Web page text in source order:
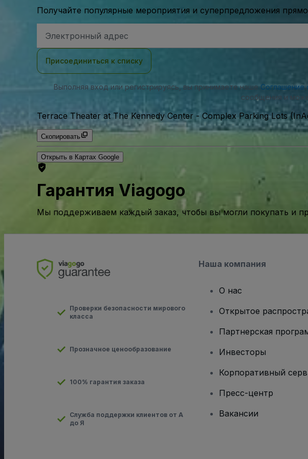
Получайте популярные мероприятия и суперпредложения
электронной
Присоединиться к списку
Выполняя вход или регистрируясь, вы принимаете нашеСоглашение
сообщения и
Terrace Theater at The Kennedy Center - Complex Parking Lots
Скопировать
Открыть в Картах Google
Гарантия Viagogo
Мы поддерживаем каждый заказ, чтобы вы могли покупать и
Проверки безопасности мирового
класса
Прозначное ценообразование
100% гарантия заказа
Служба поддержки клиентов от А
до Я
Наша компания
О нас
Открытое
Партнерская
Инвесторы
Корпоративный
Пресс-центр
Вакансии